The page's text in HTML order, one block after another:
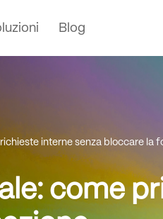
Blog
interne senza bloccare la
come